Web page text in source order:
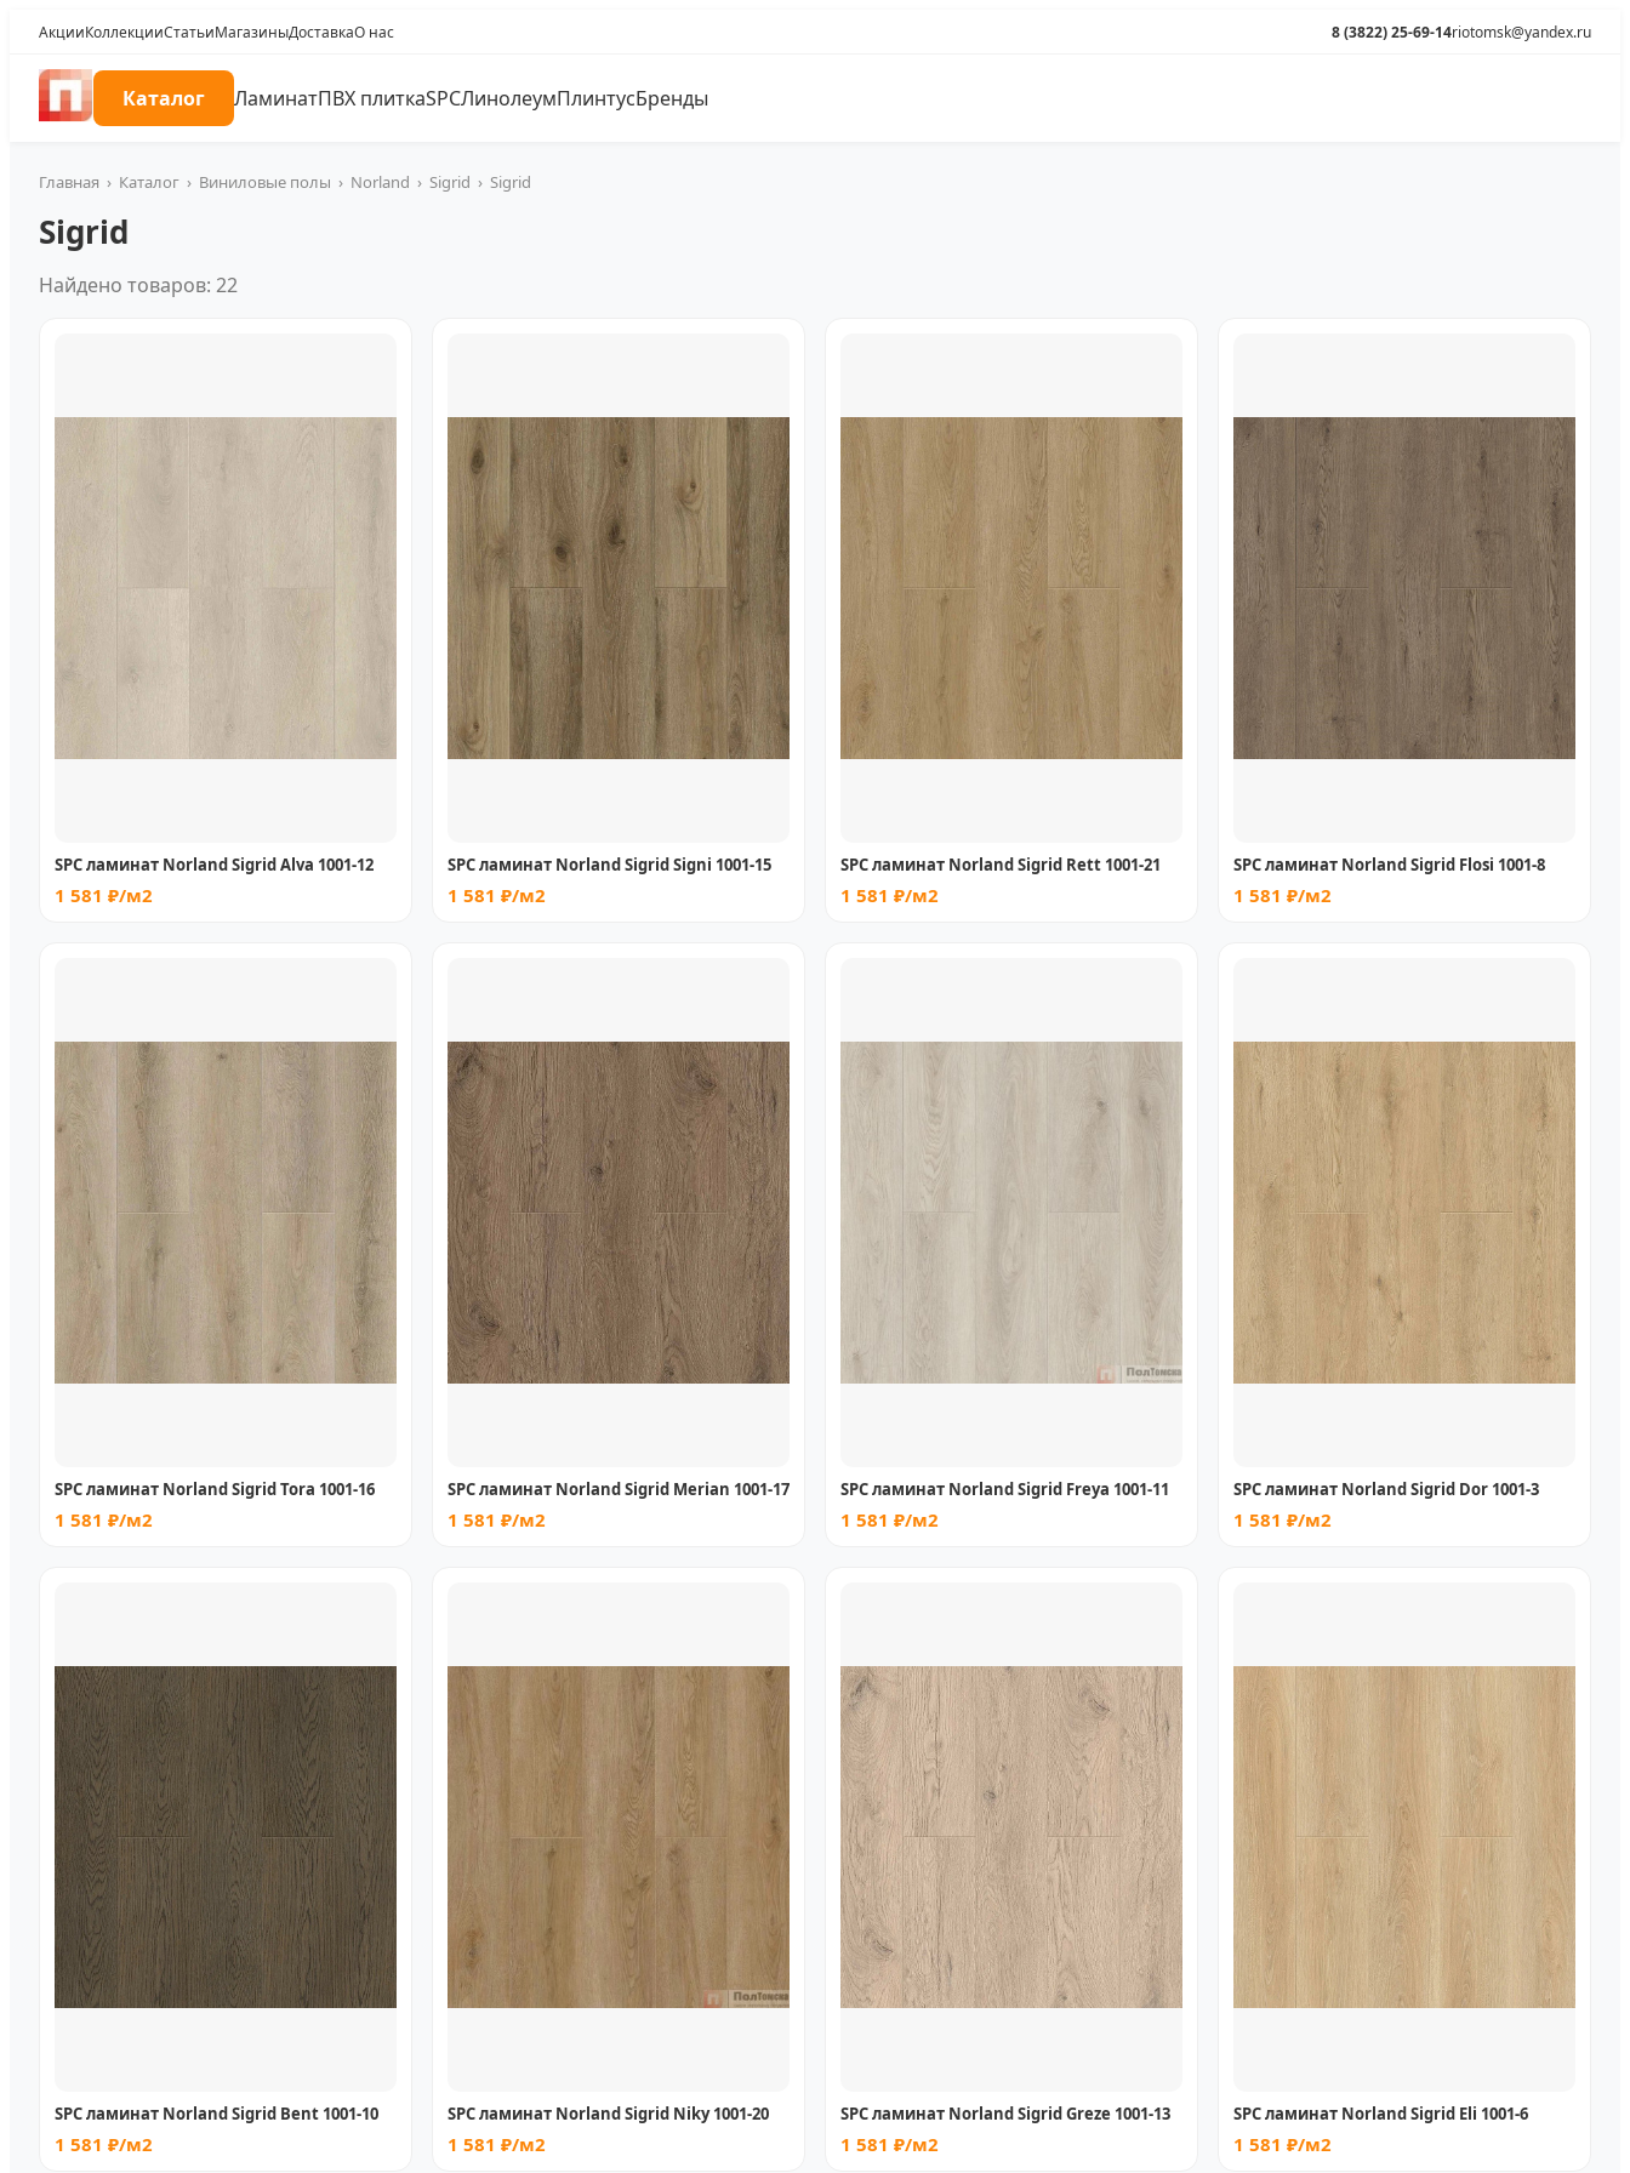
АкцииКоллекцииСтатьиМагазиныДоставкаО нас 8 (3822) 25-69-14riotomsk@yandex.ru
Каталог ЛаминатПВХ плиткаSPCЛинолеумПлинтусБренды
Главная › Каталог › Виниловые полы › Norland › Sigrid › Sigrid
Sigrid
Найдено товаров: 22
SPC ламинат Norland Sigrid Alva 1001-12
1 581 ₽/м2
SPC ламинат Norland Sigrid Signi 1001-15
1 581 ₽/м2
SPC ламинат Norland Sigrid Rett 1001-21
1 581 ₽/м2
SPC ламинат Norland Sigrid Flosi 1001-8
1 581 ₽/м2
SPC ламинат Norland Sigrid Tora 1001-16
1 581 ₽/м2
SPC ламинат Norland Sigrid Merian 1001-17
1 581 ₽/м2
SPC ламинат Norland Sigrid Freya 1001-11
1 581 ₽/м2
SPC ламинат Norland Sigrid Dor 1001-3
1 581 ₽/м2
SPC ламинат Norland Sigrid Bent 1001-10
1 581 ₽/м2
SPC ламинат Norland Sigrid Niky 1001-20
1 581 ₽/м2
SPC ламинат Norland Sigrid Greze 1001-13
1 581 ₽/м2
SPC ламинат Norland Sigrid Eli 1001-6
1 581 ₽/м2